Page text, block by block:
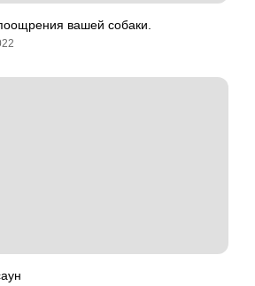
вашей собаки.